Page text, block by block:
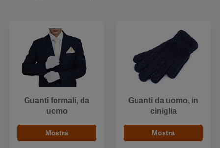
Guanti formali, da
uomo
Mostra
Guanti da uomo, in
ciniglia
Mostra